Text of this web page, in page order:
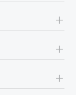
+
+
+